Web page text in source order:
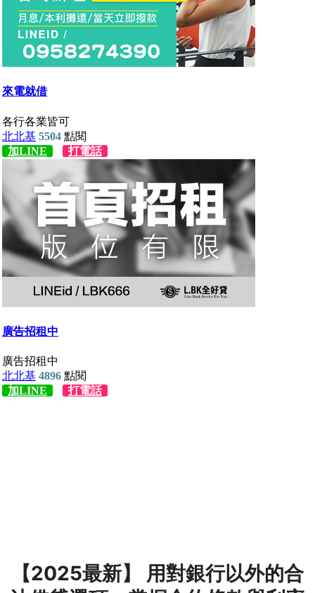
【2025最新】 用對銀行以外的合